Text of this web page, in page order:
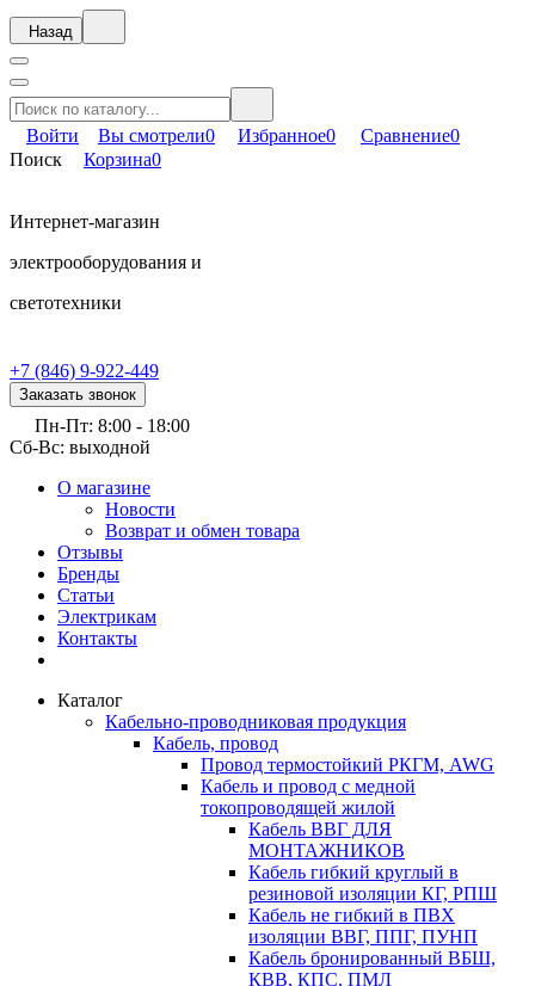
Назад
Войти Вы смотрели0 Избранное0 Сравнение0
Поиск
Корзина0
Интернет-магазин
электрооборудования и
светотехники
+7 (846) 9-922-449
Заказать звонок
Пн-Пт: 8:00 - 18:00
Сб-Вс: выходной
О магазине
Новости
Возврат и обмен товара
Отзывы
Бренды
Статьи
Электрикам
Контакты
Каталог
Кабельно-проводниковая продукция
Кабель, провод
Провод термостойкий РКГМ, AWG
Кабель и провод с медной
токопроводящей жилой
Кабель ВВГ ДЛЯ
МОНТАЖНИКОВ
Кабель гибкий круглый в
резиновой изоляции КГ, РПШ
Кабель не гибкий в ПВХ
изоляции ВВГ, ППГ, ПУНП
Кабель бронированный ВБШ,
КВВ, КПС, ПМЛ